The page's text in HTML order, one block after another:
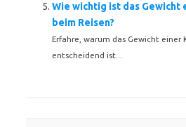
Wie wichtig ist das Gewicht
beim Reisen?
Erfahre, warum das Gewicht einer
entscheidend ist...